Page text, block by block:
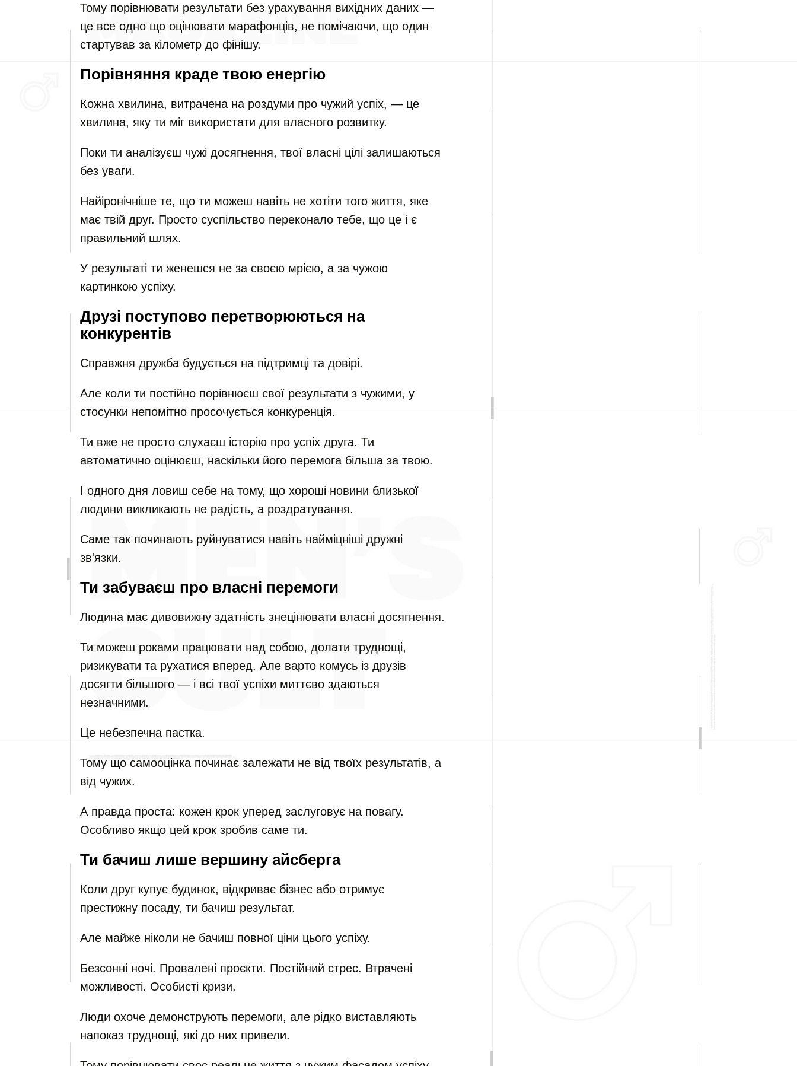
Тому порівнювати результати без урахування вихідних даних —
це все одно що оцінювати марафонців, не помічаючи, що один
стартував за кілометр до фінішу.
Порівняння краде твою енергію
Кожна хвилина, витрачена на роздуми про чужий успіх, — це
хвилина, яку ти міг використати для власного розвитку.
Поки ти аналізуєш чужі досягнення, твої власні цілі залишаються
без уваги.
Найіронічніше те, що ти можеш навіть не хотіти того життя, яке
має твій друг. Просто суспільство переконало тебе, що це і є
правильний шлях.
У результаті ти женешся не за своєю мрією, а за чужою
картинкою успіху.
Друзі поступово перетворюються на
конкурентів
Справжня дружба будується на підтримці та довірі.
Але коли ти постійно порівнюєш свої результати з чужими, у
стосунки непомітно просочується конкуренція.
Ти вже не просто слухаєш історію про успіх друга. Ти
автоматично оцінюєш, наскільки його перемога більша за твою.
І одного дня ловиш себе на тому, що хороші новини близької
людини викликають не радість, а роздратування.
Саме так починають руйнуватися навіть найміцніші дружні
зв'язки.
Ти забуваєш про власні перемоги
Людина має дивовижну здатність знецінювати власні досягнення.
Ти можеш роками працювати над собою, долати труднощі,
ризикувати та рухатися вперед. Але варто комусь із друзів
досягти більшого — і всі твої успіхи миттєво здаються
незначними.
Це небезпечна пастка.
Тому що самооцінка починає залежати не від твоїх результатів, а
від чужих.
А правда проста: кожен крок уперед заслуговує на повагу.
Особливо якщо цей крок зробив саме ти.
Ти бачиш лише вершину айсберга
Коли друг купує будинок, відкриває бізнес або отримує
престижну посаду, ти бачиш результат.
Але майже ніколи не бачиш повної ціни цього успіху.
Безсонні ночі. Провалені проєкти. Постійний стрес. Втрачені
можливості. Особисті кризи.
Люди охоче демонструють перемоги, але рідко виставляють
напоказ труднощі, які до них привели.